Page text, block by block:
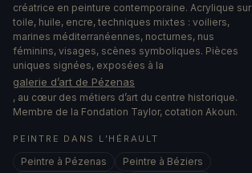
créatrice en peinture contemporaine. Acrylique sur
toile, huile, encre, techniques mixtes : voiliers,
marines méditerranéennes, nocturnes, nus
féminins, visages, scènes symboliques. Pièces
uniques signées, exposées à la
galerie d’art de Pézenas
, au cœur des métiers d’art du centre historique.
Membre de la Fondation Taylor, cotation Akoun.
PEINTRE DANS L’HÉRAULT
Peintre à Pézenas
Peintre à Béziers